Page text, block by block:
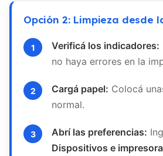
Opción 2: Limpieza desde
Verificá los indicadores:
no haya errores en la
Cargá papel: Colocá
normal.
Abrí las preferencias:
Dispositivos e